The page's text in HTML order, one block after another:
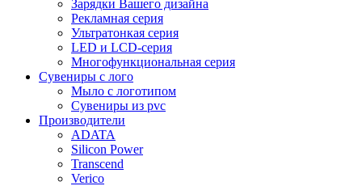
Зарядки Вашего дизайна
Рекламная серия
Ультратонкая серия
LED и LCD-серия
Многофункциональная серия
Сувениры с лого
Мыло с логотипом
Сувениры из pvc
Производители
ADATA
Silicon Power
Transcend
Verico